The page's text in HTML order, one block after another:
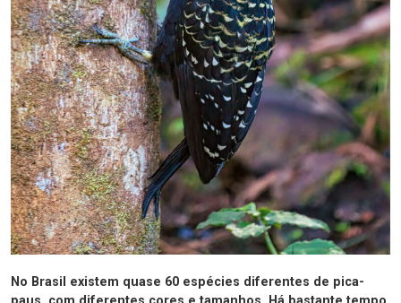
No Brasil existem quase 60 espécies diferentes de pica-